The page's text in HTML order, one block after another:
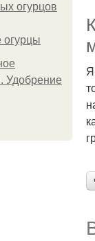
огурцов
Удобрение